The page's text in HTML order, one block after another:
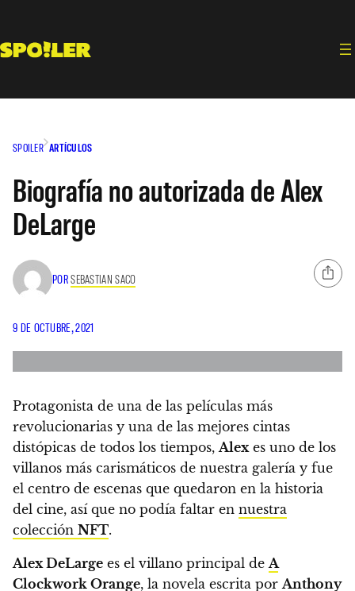
contenido
SPOILER ARTÍCULOS
Biografía no autorizada de Alex
DeLarge
PORSEBASTIAN SACO
9 DE OCTUBRE, 2021
Protagonista de una de las películas más
revolucionarias y una de las mejores cintas
distópicas de todos los tiempos,Alexes uno de los
villanos más carismáticos de nuestra galería y fue
el centro de escenas que quedaron en la historia
del cine, así que no podía faltar en nuestra
colección NFT.
Alex DeLarge es el villano principal deA
Clockwork Orange, la novela escrita porAnthony